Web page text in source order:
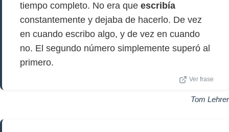
tiempo completo. No era que escribía
constantemente y dejaba de hacerlo. De vez
en cuando escribo algo, y de vez en cuando
no. El segundo número simplemente superó al
primero.
Ver frase
Tom Lehrer